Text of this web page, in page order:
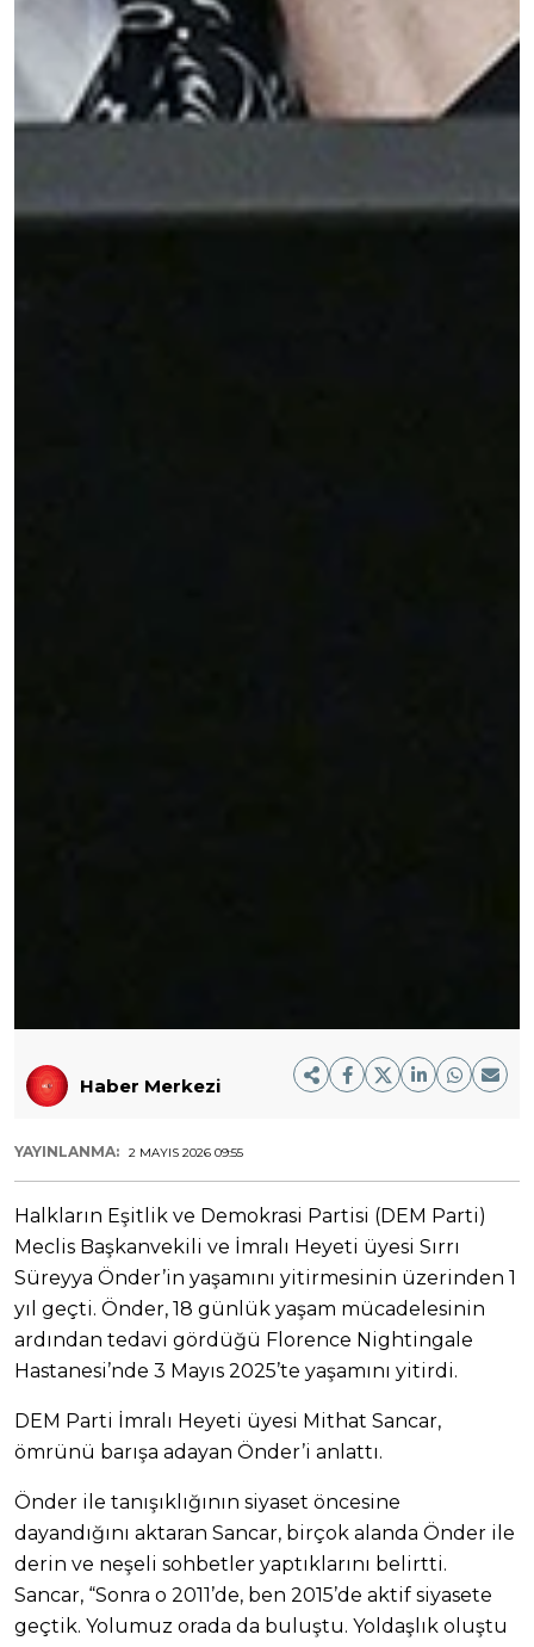
Haber Merkezi
YAYINLANMA: 2 MAYIS 2026 09:55
Halkların Eşitlik ve Demokrasi Partisi (DEM Parti)
Meclis Başkanvekili ve İmralı Heyeti üyesi Sırrı
Süreyya Önder’in yaşamını yitirmesinin üzerinden 1
yıl geçti. Önder, 18 günlük yaşam mücadelesinin
ardından tedavi gördüğü Florence Nightingale
Hastanesi’nde 3 Mayıs 2025’te yaşamını yitirdi.
DEM Parti İmralı Heyeti üyesi Mithat Sancar,
ömrünü barışa adayan Önder’i anlattı.
Önder ile tanışıklığının siyaset öncesine
dayandığını aktaran Sancar, birçok alanda Önder ile
derin ve neşeli sohbetler yaptıklarını belirtti.
Sancar, “Sonra o 2011’de, ben 2015’de aktif siyasete
geçtik. Yolumuz orada da buluştu. Yoldaşlık oluştu